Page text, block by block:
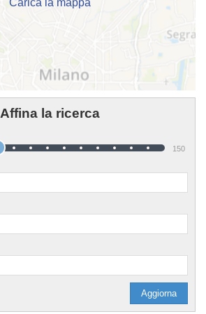
Carica la mappa
Affina la ricerca
150